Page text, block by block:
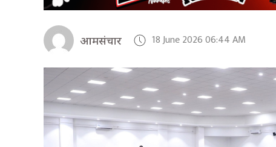
आमसंचार 18 June 2026 06:44 AM